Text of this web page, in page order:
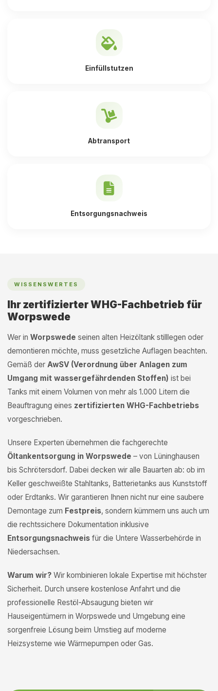
Einfüllstutzen
Abtransport
Entsorgungsnachweis
WISSENSWERTES
Ihr zertifizierter WHG-Fachbetrieb für
Worpswede
Wer in Worpswede seinen alten Heizöltank stilllegen oder
demontieren möchte, muss gesetzliche Auflagen beachten.
Gemäß der AwSV (Verordnung über Anlagen zum
Umgang mit wassergefährdenden Stoffen) ist bei
Tanks mit einem Volumen von mehr als 1.000 Litern die
Beauftragung eines zertifizierten WHG-Fachbetriebs
vorgeschrieben.
Unsere Experten übernehmen die fachgerechte
Öltankentsorgung in Worpswede – von Lüninghausen
bis Schrötersdorf. Dabei decken wir alle Bauarten ab: ob im
Keller geschweißte Stahltanks, Batterietanks aus Kunststoff
oder Erdtanks. Wir garantieren Ihnen nicht nur eine saubere
Demontage zum Festpreis, sondern kümmern uns auch um
die rechtssichere Dokumentation inklusive
Entsorgungsnachweis für die Untere Wasserbehörde in
Niedersachsen.
Warum wir? Wir kombinieren lokale Expertise mit höchster
Sicherheit. Durch unsere kostenlose Anfahrt und die
professionelle Restöl-Absaugung bieten wir
Hauseigentümern in Worpswede und Umgebung eine
sorgenfreie Lösung beim Umstieg auf moderne
Heizsysteme wie Wärmepumpen oder Gas.